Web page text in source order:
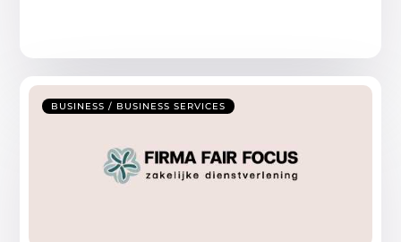
BUSINESS / BUSINESS SERVICES